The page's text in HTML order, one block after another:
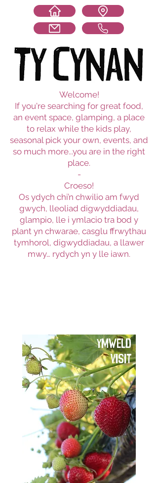
Welcome!
If you're searching for great food,
an event space, glamping, a place
to relax while the kids play,
seasonal pick your own, events, and
so much more...you are in the right
place.
-
Croeso!
Os ydych chi’n chwilio am fwyd
gwych, lleoliad digwyddiadau,
glampio, lle i ymlacio tra bod y
plant yn chwarae, casglu ffrwythau
tymhorol, digwyddiadau, a llawer
mwy… rydych yn y lle iawn.
YMWELD
VISIT